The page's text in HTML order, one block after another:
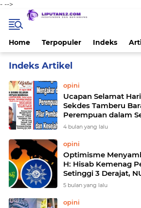
- -->
Home Terpopuler Indeks
opini
Ucapan Selamat
Sekdes Tamberu
Perempuan dalam
Pembangunan Desa
4 bulan yang lalu
opini
Optimisme
H: Hisab Kemenag
Setinggi 3 Derajat,
Muhammadiyah
5 bulan yang lalu
opini